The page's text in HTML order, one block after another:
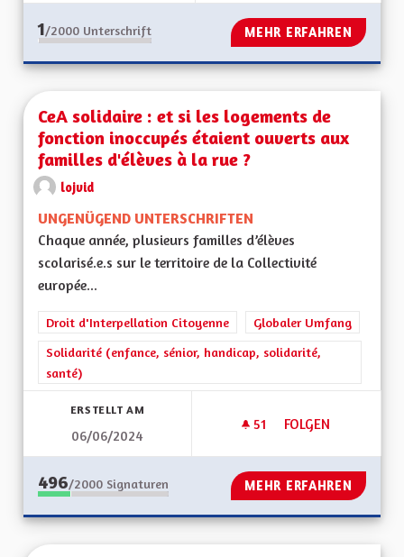
1/2000 Unterschrift MEHR ERFAHREN
CeA solidaire : et si les logements de
fonction inoccupés étaient ouverts aux
familles d'élèves à la rue ?
lojvid
UNGENÜGEND UNTERSCHRIFTEN
Chaque année, plusieurs familles d’élèves
scolarisé.e.s sur le territoire de la Collectivité
europée...
Droit d'Interpellation Citoyenne
Globaler Umfang
Solidarité (enfance, sénior, handicap, solidarité,
santé)
ERSTELLT AM
06/06/2024
51 51 FOLLOWER
FOLGEN
CEA SOLIDAIRE :
496/2000 Signaturen MEHR ERFAHREN